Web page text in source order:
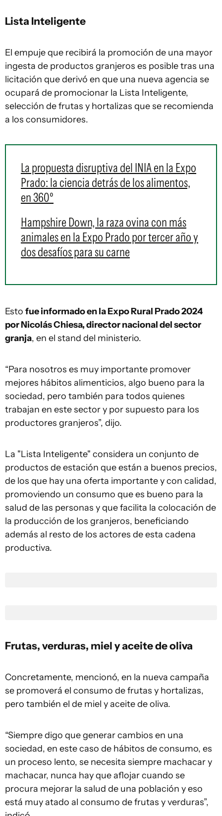
Lista Inteligente
El empuje que recibirá la promoción de una mayor
ingesta de productos granjeros es posible tras una
licitación que derivó en que una nueva agencia se
ocupará de promocionar la Lista Inteligente,
selección de frutas y hortalizas que se recomienda
a los consumidores.
La propuesta disruptiva del INIA en la Expo
Prado: la ciencia detrás de los alimentos,
en 360º
Hampshire Down, la raza ovina con más
animales en la Expo Prado por tercer año y
dos desafíos para su carne
Esto fue informado en la Expo Rural Prado 2024
por Nicolás Chiesa, director nacional del sector
granja, en el stand del ministerio.
“Para nosotros es muy importante promover
mejores hábitos alimenticios, algo bueno para la
sociedad, pero también para todos quienes
trabajan en este sector y por supuesto para los
productores granjeros”, dijo.
La "Lista Inteligente" considera un conjunto de
productos de estación que están a buenos precios,
de los que hay una oferta importante y con calidad,
promoviendo un consumo que es bueno para la
salud de las personas y que facilita la colocación de
la producción de los granjeros, beneficiando
además al resto de los actores de esta cadena
productiva.
Frutas, verduras, miel y aceite de oliva
Concretamente, mencionó, en la nueva campaña
se promoverá el consumo de frutas y hortalizas,
pero también el de miel y aceite de oliva.
“Siempre digo que generar cambios en una
sociedad, en este caso de hábitos de consumo, es
un proceso lento, se necesita siempre machacar y
machacar, nunca hay que aflojar cuando se
procura mejorar la salud de una población y eso
está muy atado al consumo de frutas y verduras”,